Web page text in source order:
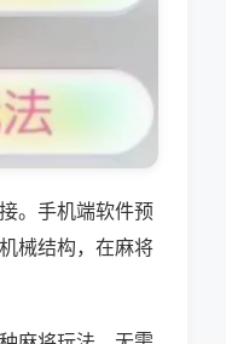
。手机端软件预
械结构，在麻将